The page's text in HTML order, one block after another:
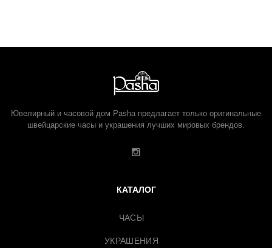
Ювелирный и часовой дом Pasha предлагает только оригинальные
швейцарские часы и украшения лучших мировых брендов.
КАТАЛОГ
ЧАСЫ
УКРАШЕНИЯ